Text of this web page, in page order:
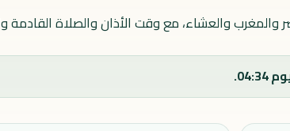
والمغرب والعشاء، مع وقت الأذان والصلاة القادمة